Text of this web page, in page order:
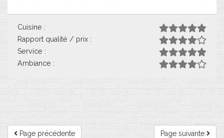
Cuisine :
Rapport qualité / prix :
Service :
Ambiance :
Page suivante
Page précédente